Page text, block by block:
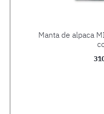
Manta de alpaca